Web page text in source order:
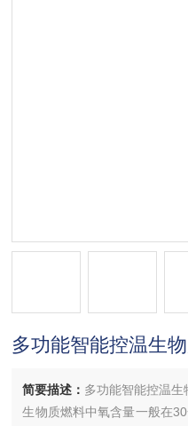
多功能智能控温生
简要描述： 多功能智能控温
生物质燃料中氧含量一般在